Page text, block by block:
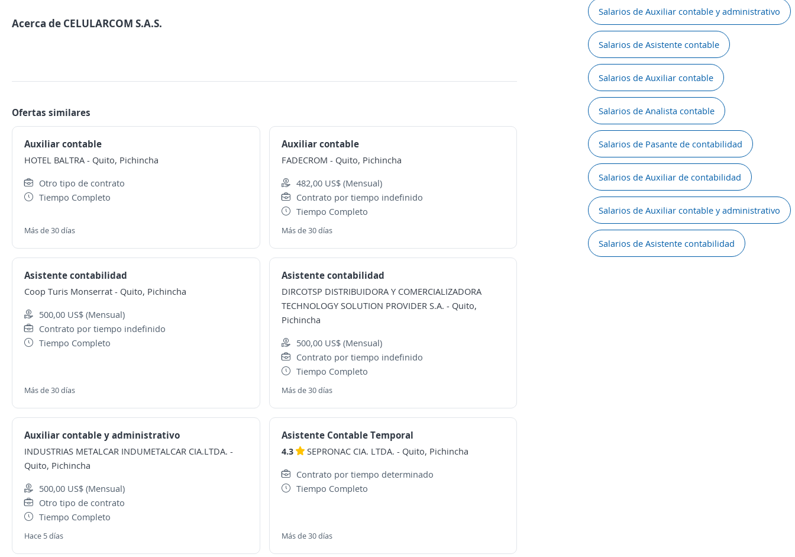
Acerca de CELULARCOM S.A.S.
Ofertas similares
Auxiliar contable
HOTEL BALTRA - Quito, Pichincha
Otro tipo de contrato
Tiempo Completo
Más de 30 días
Auxiliar contable
FADECROM - Quito, Pichincha
482,00 US$ (Mensual)
Contrato por tiempo indefinido
Tiempo Completo
Más de 30 días
Asistente contabilidad
Coop Turis Monserrat - Quito, Pichincha
500,00 US$ (Mensual)
Contrato por tiempo indefinido
Tiempo Completo
Más de 30 días
Asistente contabilidad
DIRCOTSP DISTRIBUIDORA Y COMERCIALIZADORA
TECHNOLOGY SOLUTION PROVIDER S.A. - Quito,
Pichincha
500,00 US$ (Mensual)
Contrato por tiempo indefinido
Tiempo Completo
Más de 30 días
Auxiliar contable y administrativo
INDUSTRIAS METALCAR INDUMETALCAR CIA.LTDA. -
Quito, Pichincha
500,00 US$ (Mensual)
Otro tipo de contrato
Tiempo Completo
Hace 5 días
Asistente Contable Temporal
4.3 SEPRONAC CIA. LTDA. - Quito, Pichincha
Contrato por tiempo determinado
Tiempo Completo
Más de 30 días
Salarios de Auxiliar contable y administrativo
Salarios de Asistente contable
Salarios de Auxiliar contable
Salarios de Analista contable
Salarios de Pasante de contabilidad
Salarios de Auxiliar de contabilidad
Salarios de Auxiliar contable y administrativo
Salarios de Asistente contabilidad